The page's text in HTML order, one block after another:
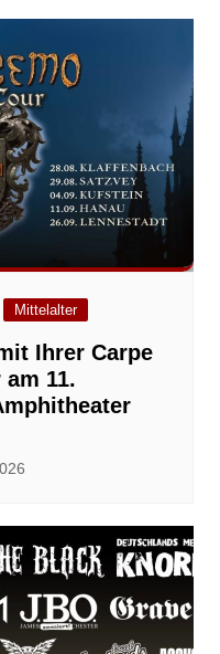
Mittelalter
Ihrer Carpe
11.